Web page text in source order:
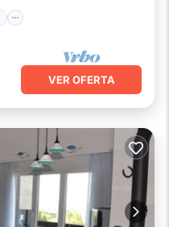
VER OFERTA